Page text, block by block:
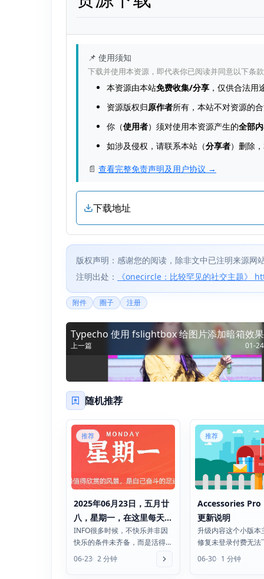
📌 使用须知
下载并使用本资源，即代表你已阅读并同意以下条
本资源由本站免费收集/分享 ，仅供合法用
资源版权归原作者所有，本站不对资源的
你（使用者）须对使用本资源产生的全部
如涉及侵权，请联系本站（分享者）删除
📄 查看完整免责声明及用户协议 →
下载地址
版权声明：感谢您的阅读，除非文中已注明来源
注明出处：
《onecircle：比较罕见的社交主题
附件 圈子 注册
Typecho 使用 fslightbox 给图片添加暗箱效果
上一篇 01-24
随机推荐
推荐
2025年06月23日，五月廿
八，星期一，在这里每天
60秒读懂世界！
INFO很多时候，不快乐并非因
快乐的条件未齐备，而是活得
不够简单国家气候中心：我国
梅雨季节已全面开启，江南...
06-23 2 分钟
推荐
Accessories Pro
更新说明
升级内容这个小版本
修复未登录付费无法
题，同时修复了提取
题去原文下载更新
06-30 1 分钟